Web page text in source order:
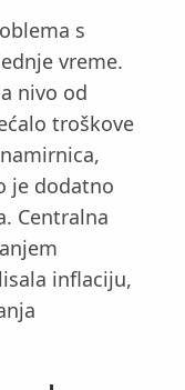
s
vreme.
nivo od
troškove
je dodatno
Centralna
inflaciju,